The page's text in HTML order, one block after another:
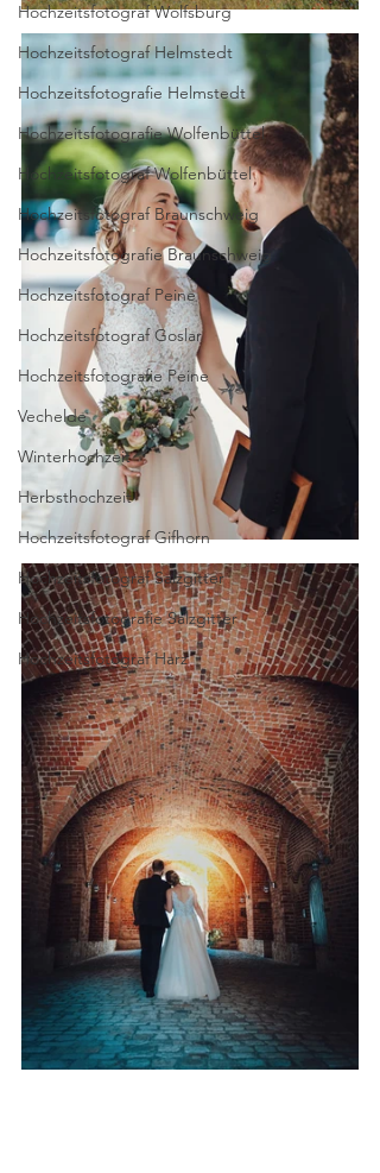
Hochzeitsfotograf Wolfsburg
Hochzeitsfotograf Helmstedt
Hochzeitsfotografie Helmstedt
Hochzeitsfotografie Wolfenbüttel
Hochzeitsfotograf Wolfenbüttel
Hochzeitsfotograf Braunschweig
Hochzeitsfotografie Braunschweig
Hochzeitsfotograf Peine
Hochzeitsfotograf Goslar
Hochzeitsfotografie Peine
Vechelde
Winterhochzeit
Herbsthochzeit
Hochzeitsfotograf Gifhorn
Hochzeitsfotograf Salzgitter
Hochzeitsfotografie Salzgitter
Hochzeitsfotograf Harz